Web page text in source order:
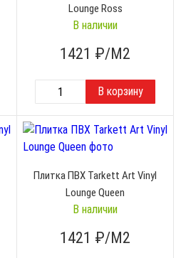
Lounge Ross
В наличии
1421 ₽/М2
Плитка ПВХ Tarkett Art Vinyl
Lounge Queen
В наличии
1421 ₽/М2